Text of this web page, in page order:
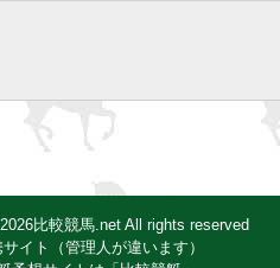
比較競馬.net All rights reserved
サイト（管理人が違います）